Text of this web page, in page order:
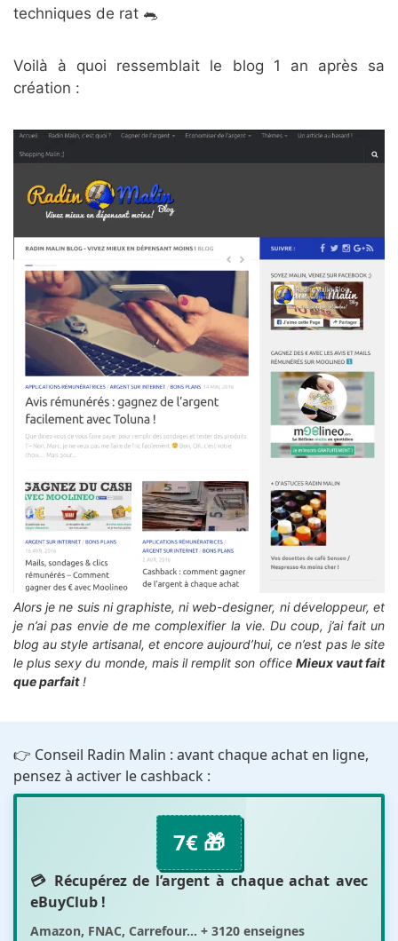
techniques de rat 🐀
Voilà à quoi ressemblait le blog 1 an après sa
création :
Alors je ne suis ni graphiste, ni web-designer, ni développeur, et
je n’ai pas envie de me complexifier la vie. Du coup, j’ai fait un
blog au style artisanal, et encore aujourd’hui, ce n’est pas le site
le plus sexy du monde, mais il remplit son office Mieux vaut fait
que parfait!
👉 Conseil Radin Malin : avant chaque achat en ligne,
pensez à activer le cashback :
7€ 🎁
💳 Récupérez de l’argent à chaque achat avec
eBuyClub !
Amazon, FNAC, Carrefour... + 3120 enseignes